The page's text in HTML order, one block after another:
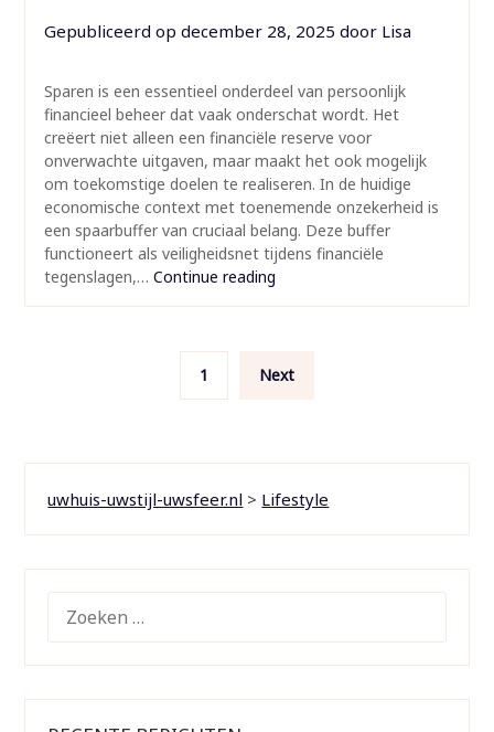
Gepubliceerd op december 28, 2025 door Lisa
Sparen is een essentieel onderdeel van persoonlijk
financieel beheer dat vaak onderschat wordt. Het
creëert niet alleen een financiële reserve voor
onverwachte uitgaven, maar maakt het ook mogelijk
om toekomstige doelen te realiseren. In de huidige
economische context met toenemende onzekerheid is
een spaarbuffer van cruciaal belang. Deze buffer
functioneert als veiligheidsnet tijdens financiële
tegenslagen,… Continue reading
1 Next
uwhuis-uwstijl-uwsfeer.nl > Lifestyle
NAAR: